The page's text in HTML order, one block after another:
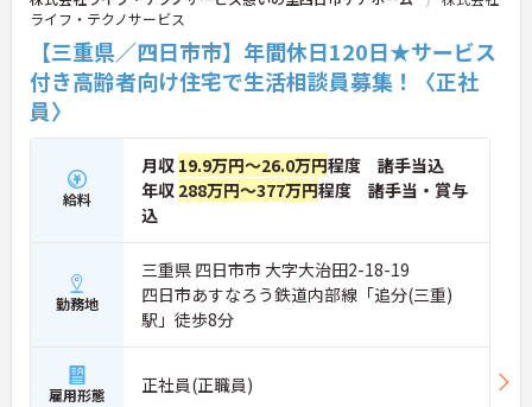
ライフ・テクノサービス
【三重県／四日市市】年間休日120日★サービス
付き高齢者向け住宅で生活相談員募集！〈正社
員〉
給料
月収 19.9万円～26.0万円程度 諸手当込
年収 288万円～377万円程度 諸手当・賞与
込
勤務地
三重県 四日市市 大字大治田2-18-19
四日市あすなろう鉄道内部線「追分(三重)
駅」徒歩8分
雇用形態 正社員(正職員)